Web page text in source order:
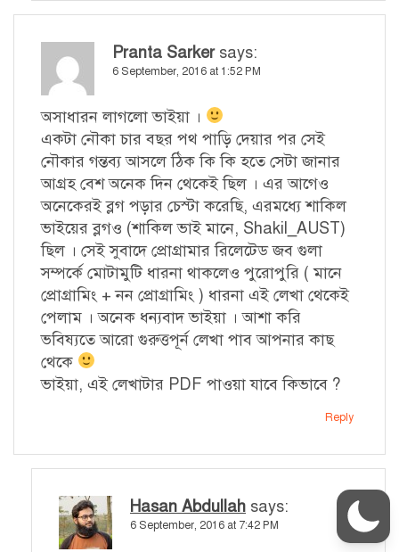
Pranta Sarker says:
6 September, 2016 at 1:52 PM
অসাধারন লাগলো ভাইয়া ।
একটা নৌকা চার বছর পথ পাড়ি দেয়ার পর সেই
নৌকার গন্তব্য আসলে ঠিক কি কি হতে সেটা জানার
আগ্রহ বেশ অনেক দিন থেকেই ছিল । এর আগেও
অনেকেরই ব্লগ পড়ার চেস্টা করেছি, এরমধ্যে শাকিল
ভাইয়ের ব্লগও (শাকিল ভাই মানে, Shakil_AUST)
ছিল । সেই সুবাদে প্রোগ্রামার রিলেটেড জব গুলা
সম্পর্কে মোটামুটি ধারনা থাকলেও পুরোপুরি ( মানে
প্রোগ্রামিং + নন প্রোগ্রামিং ) ধারনা এই লেখা থেকেই
পেলাম । অনেক ধন্যবাদ ভাইয়া । আশা করি
ভবিষ্যতে আরো গুরুত্তপূর্ন লেখা পাব আপনার কাছ
থেকে
ভাইয়া, এই লেখাটার PDF পাওয়া যাবে কিভাবে ?
Reply
Hasan Abdullah says:
6 September, 2016 at 7:42 PM